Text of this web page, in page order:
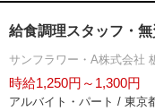
給食調理スタッフ・
サンフラワー・A株式会社
時給1,250円～1,300円
アルバイト・パート / 東京